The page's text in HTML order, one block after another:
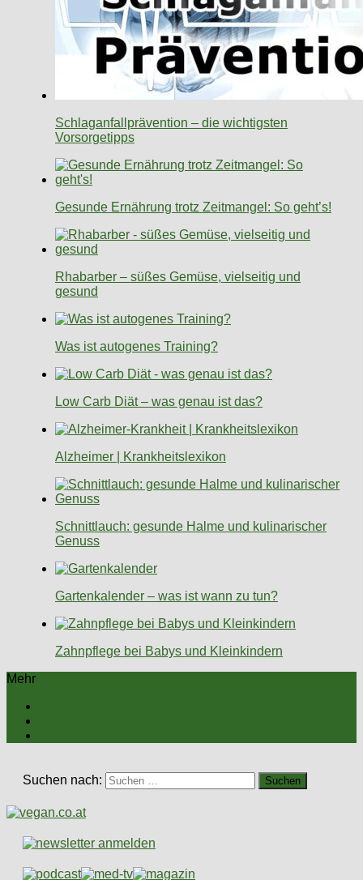
Schlaganfallprävention – die wichtigsten
Vorsorgetipps
Gesunde Ernährung trotz Zeitmangel: So geht’s!
Rhabarber – süßes Gemüse, vielseitig und
gesund
Was ist autogenes Training?
Low Carb Diät – was genau ist das?
Alzheimer | Krankheitslexikon
Schnittlauch: gesunde Halme und kulinarischer
Genuss
Gartenkalender – was ist wann zu tun?
Zahnpflege bei Babys und Kleinkindern
Mehr
Suchen nach: